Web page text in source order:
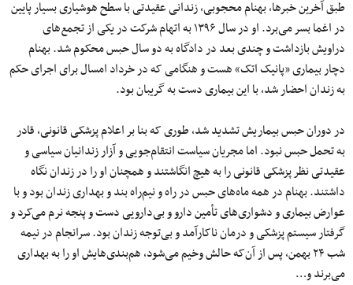
طبق آخرین خبرها، بهنام محجوبی، زندانی عقیدتی با سطح هوشیاری بسیار پایین
در اغما بسر می‌برد. او در سال ۱۳۹۶ به اتهام شرکت در یکی از تجمع‌های
دراویش بازداشت و چندی بعد در دادگاه به دو سال حبس محکوم شد. بهنام
دچار بیماری «پانیک اتک» هست و هنگامی که در خرداد امسال برای اجرای حکم
به زندان احضار شد، با این بیماری دست به گریبان بود.
در دوران حبس بیماریش تشدید شد، طوری که بنا بر اعلام پزشکی قانونی، قادر
به تحمل حبس نبود. اما مجریان سیاست انتقام‌جویی و آزار زندانیان سیاسی و
عقیدتی نظر پزشکی قانونی را به هیچ انگاشتند و همچنان او را در زندان نگاه
داشتند. بهنام در همه‌ ماه‌های حبس در راه و نیم‌راه بند و بهداری زندان بود و با
عوارض بیماری و دشواری‌های تأمین دارو و بی‌دارویی دست و پنجه نرم می‌کرد و
گرفتار سیستم پزشکی و درمان ناکارآمد و بی‌توجه زندان بود. سرانجام در نیمه
شب ۲۴ بهمن، پس از آن‌که حالش وخیم می‌شود، هم‌بندی‌هایش او را به بهداری
می‌برند و…